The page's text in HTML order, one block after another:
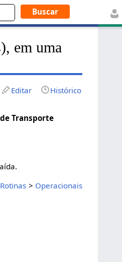
em uma
Editar Histórico
Transporte
Rotinas > Operacionais